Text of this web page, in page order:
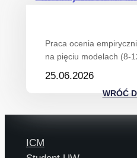
Praca ocenia
na pięciu modelach (8-
25.06.2026
WRÓĆ
ICM